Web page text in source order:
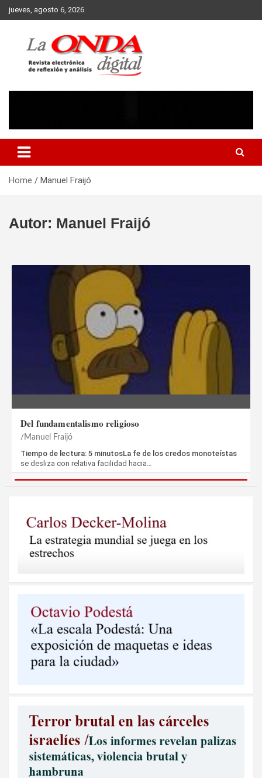
Skip
to
jueves, agosto 6, 2026
Home Manuel Fraijó
Autor: Manuel Fraijó
Del fundamentalismo religioso
Manuel Fraijó
Tiempo de lectura: 5 minutosLa fe de los credos monoteístas
se desliza con relativa facilidad hacia…